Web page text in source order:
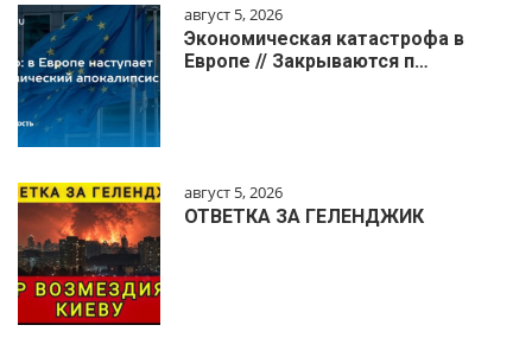
август 5, 2026
Экономическая катастрофа в
Европе // Закрываются п…
август 5, 2026
ОТВЕТКА ЗА ГЕЛЕНДЖИК